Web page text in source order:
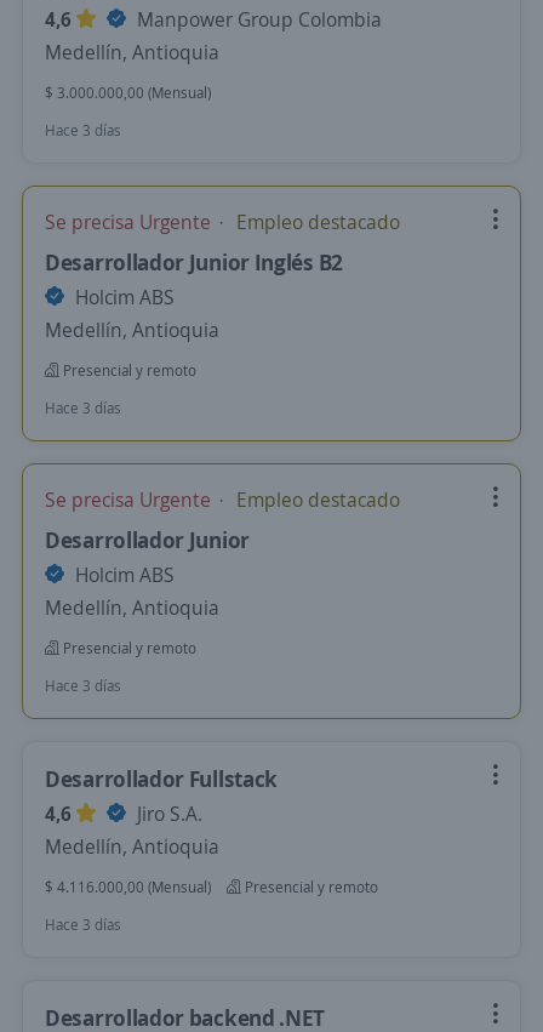
4,6
Manpower Group Colombia
Medellín, Antioquia
$ 3.000.000,00 (Mensual)
Hace 3 días
Se precisa Urgente Empleo destacado
Desarrollador Junior Inglés B2
Holcim ABS
Medellín, Antioquia
Presencial y remoto
Hace 3 días
Se precisa Urgente Empleo destacado
Desarrollador Junior
Holcim ABS
Medellín, Antioquia
Presencial y remoto
Hace 3 días
Desarrollador Fullstack
4,6
Jiro S.A.
Medellín, Antioquia
$ 4.116.000,00 (Mensual)
Presencial y remoto
Hace 3 días
Desarrollador backend .NET